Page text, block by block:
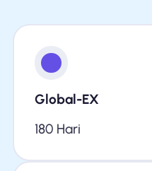
Global-EX
180 Hari